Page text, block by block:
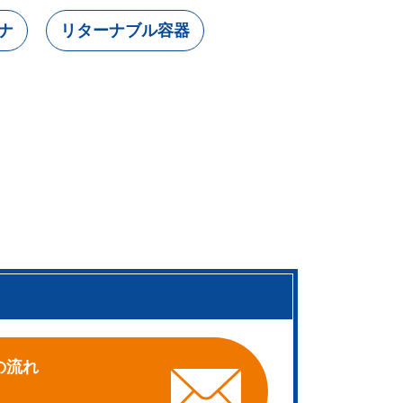
リターナブル容器
流れ